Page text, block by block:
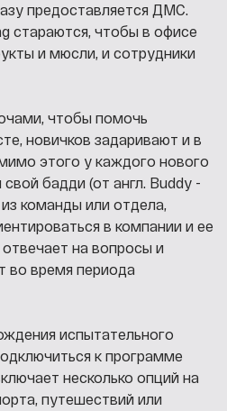
предоставляется ДМС.
стараются, чтобы в офисе
и мюсли, и сотрудники
чтобы помочь
новичков задаривают и в
этого у каждого нового
бадди (от англ. Buddy -
команды или отдела,
в компании и ее
на вопросы и
во время периода
испытательного
к программе
несколько опций на
путешествий или